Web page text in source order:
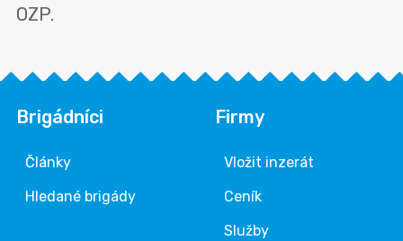
OZP.
Brigádníci
Články
Hledané brigády
Firmy
Vložit inzerát
Ceník
Služby